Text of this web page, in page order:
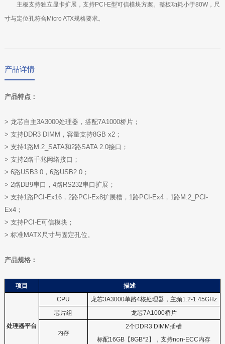
主板支持独立显卡扩展，支持PCI-E型可信模块方案。整板功耗小于80W，尺
寸与定位孔符合Micro ATX规格要求。
产品详情
产品特点：
> 龙芯自主3A3000处理器，搭配7A1000桥片；
> 支持DDR3 DIMM，容量支持8GB x2；
> 支持1路M.2_SATA和2路SATA 2.0接口；
> 支持2路千兆网络接口；
> 6路USB3.0，6路USB2.0；
> 2路DB9串口，4路RS232串口扩展；
> 支持1路PCI-Ex16，2路PCI-Ex8扩展槽，1路PCI-Ex4，1路M.2_PCI-
Ex4；
> 支持PCI-E可信模块；
> 标准MATX尺寸与固定孔位。
产品规格：
项目 描述
处理器平台
CPU 龙芯3A3000单路4核处理器，主频1.2-1.45GHz
芯片组
龙芯7A1000桥片
内存
2个 DDR3 DIMM插槽
标配16GB 【8GB*2 】，支持non-ECC内存